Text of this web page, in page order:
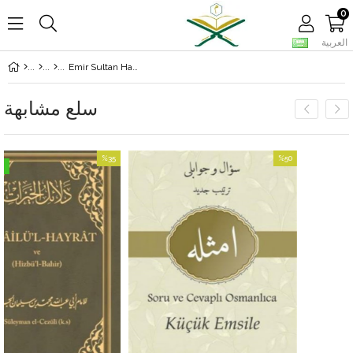
العربية
0
Emir Sultan Hazretleri
سلع مشابهة
%35
%35بيع
بيع
%50بيع